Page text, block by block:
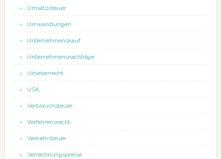
Umsatzsteuer
Umwandlungen
Unternehmenskauf
Unternehmensnachfolge
Urheberrecht
USA
Verbrauchsteuer
Verfahrensrecht
Verkehrsteuer
Verrechnungspreise